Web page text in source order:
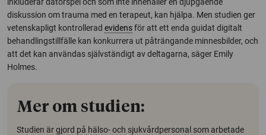
diskussion om trauma med en terapeut, kan hjälpa. Men studien ger
vetenskapligt kontrollerad evidensför att ett enda guidat digitalt
behandlingstillfälle kan konkurrera ut påträngande minnesbilder, och
att det kan användas självständigt av deltagarna, säger Emily
Holmes.
Mer om studien:
Studien är gjord på hälso- och sjukvårdpersonal som arbetade